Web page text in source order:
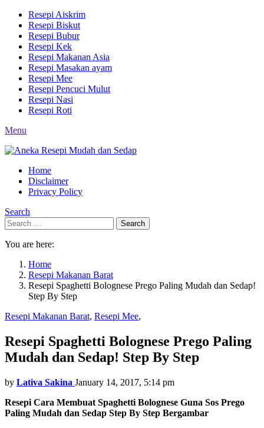
Resepi Aiskrim
Resepi Biskut
Resepi Bubur
Resepi Kek
Resepi Makanan Asia
Resepi Masakan ayam
Resepi Mee
Resepi Pencuci Mulut
Resepi Nasi
Resepi Roti
Menu
Home
Disclaimer
Privacy Policy
Search
Search
for:
Search
You are here:
Home
Resepi Makanan Barat
Resepi Spaghetti Bolognese Prego Paling Mudah dan Sedap!
Step By Step
Resepi Makanan Barat, Resepi Mee,
Resepi Spaghetti Bolognese Prego Paling
Mudah dan Sedap! Step By Step
by Lativa Sakina January 14, 2017, 5:14 pm
Resepi Cara Membuat Spaghetti Bolognese Guna Sos Prego
Paling Mudah dan Sedap Step By Step Bergambar